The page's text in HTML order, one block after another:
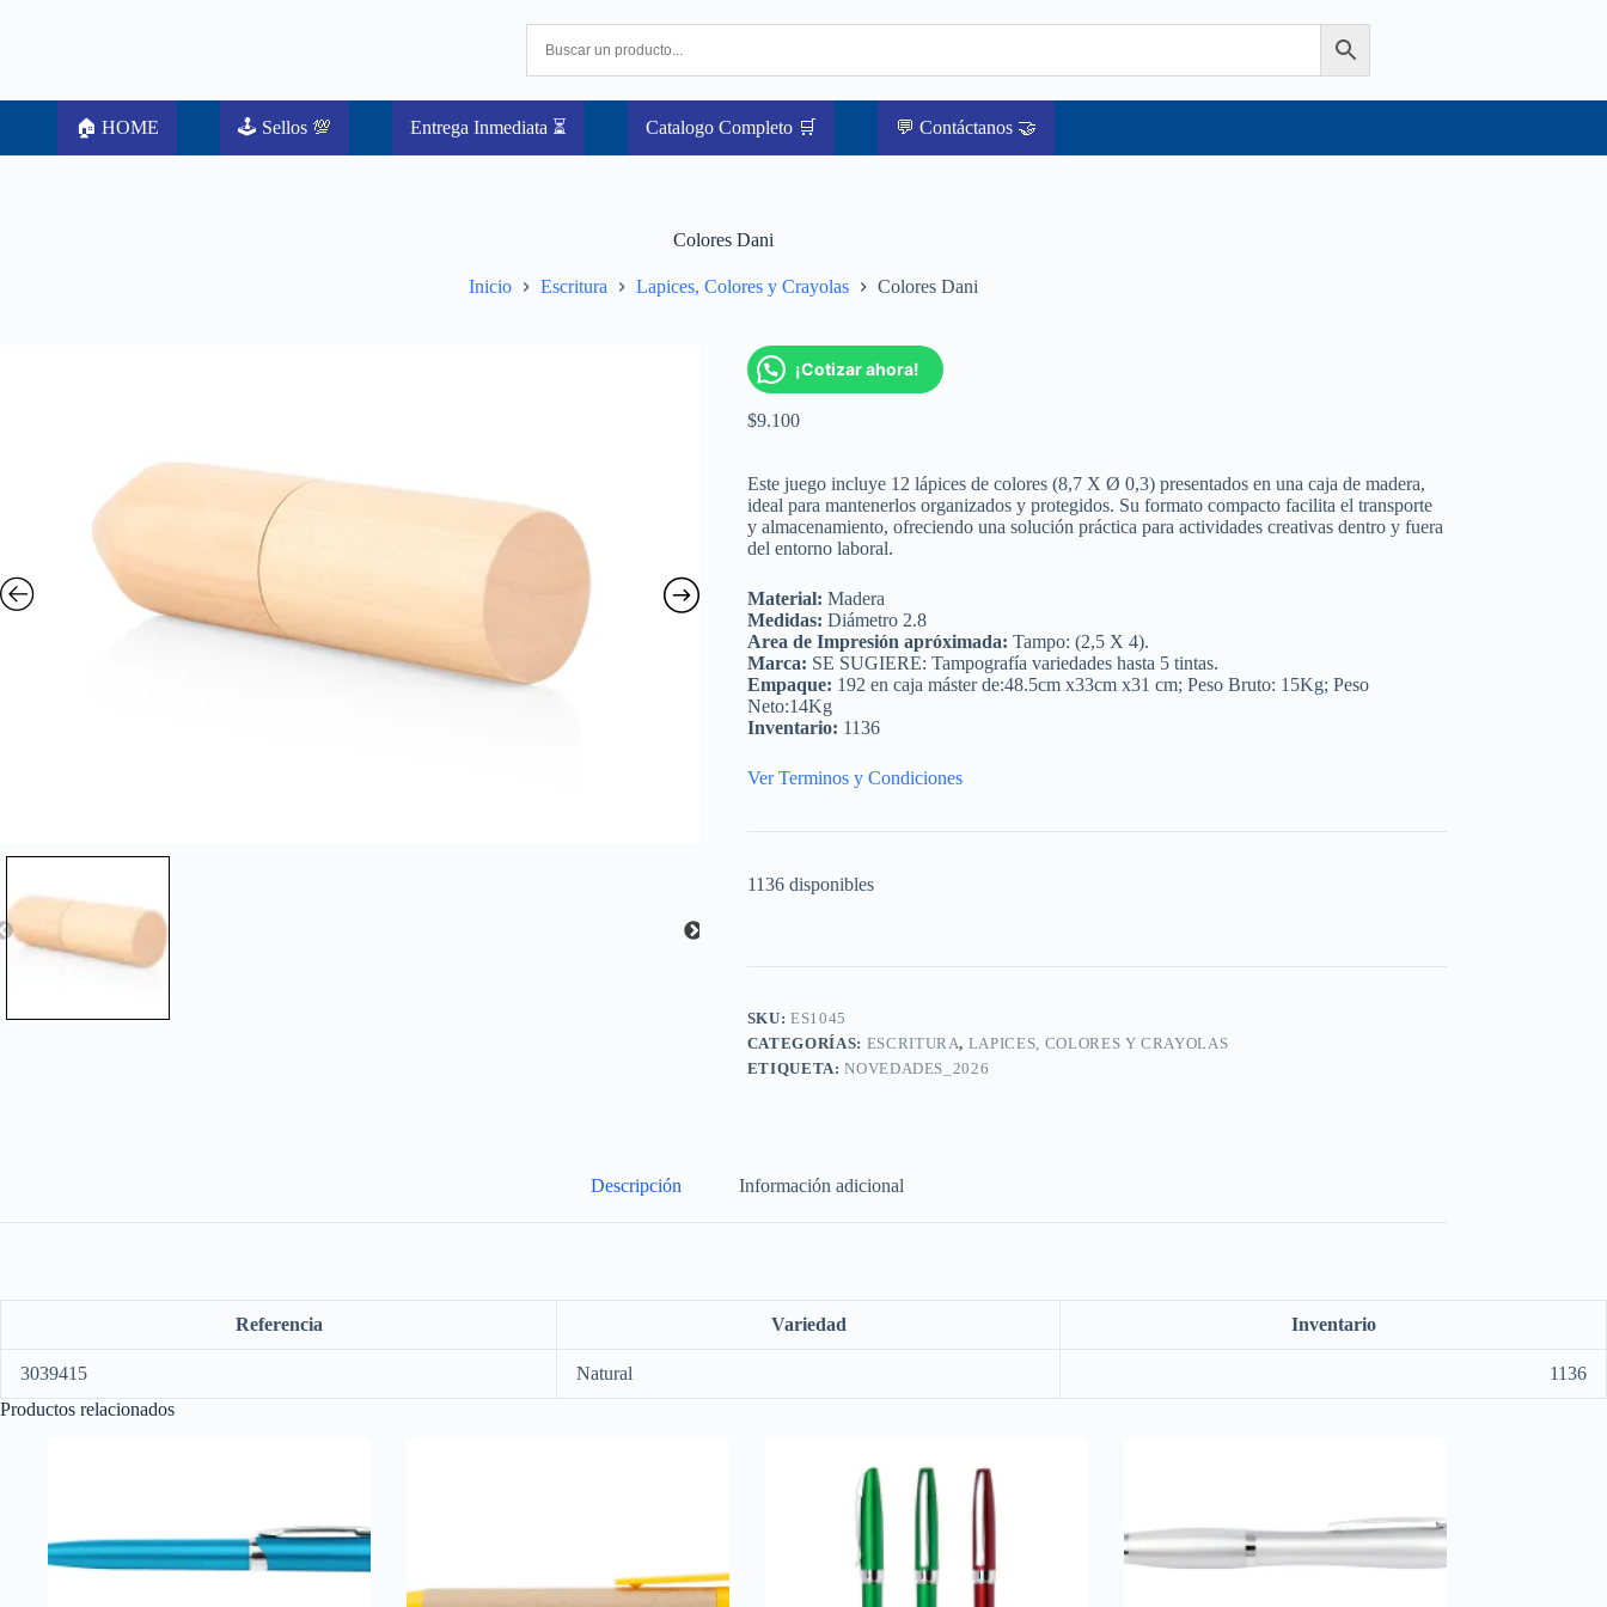
🏠 HOME 🕹️ Sellos 💯 Entrega Inmediata ⏳ Catalogo Completo 🛒 💬 Contáctanos 🤝
Colores Dani
Inicio Escritura Lapices, Colores y Crayolas Colores Dani
¡Cotizar ahora!
$9.100
Este juego incluye 12 lápices de colores (8,7 X Ø 0,3) presentados en una caja de madera,
ideal para mantenerlos organizados y protegidos. Su formato compacto facilita el transporte
y almacenamiento, ofreciendo una solución práctica para actividades creativas dentro y fuera
del entorno laboral.
Material: Madera
Medidas: Diámetro 2.8
Area de Impresión apróximada: Tampo: (2,5 X 4).
Marca: SE SUGIERE: Tampografía variedades hasta 5 tintas.
Empaque: 192 en caja máster de:48.5cm x33cm x31 cm; Peso Bruto: 15Kg; Peso
Neto:14Kg
Inventario: 1136
Ver Terminos y Condiciones
1136 disponibles
SKU:ES1045
CATEGORÍAS: ESCRITURA, LAPICES, COLORES Y CRAYOLAS
ETIQUETA:NOVEDADES_2026
Descripción Información adicional
Referencia Variedad Inventario
3039415 Natural
1136
Productos relacionados